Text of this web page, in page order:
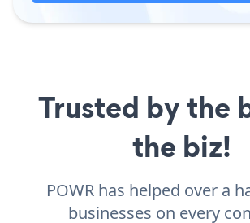
Trusted by the
the biz!
POWR has helped over a
businesses on every